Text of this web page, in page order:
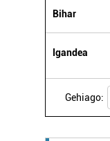
Bihar
Igandea
Gehiago: